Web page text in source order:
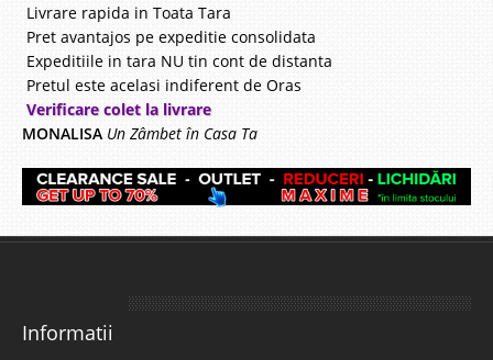
Livrare rapida in Toata Tara
Pret avantajos pe expeditie consolidata
Expeditiile in tara NU tin cont de distanta
Pretul este acelasi indiferent de Oras
Verificare colet la livrare
MONALISA Un Zâmbet în Casa Ta
Informatii